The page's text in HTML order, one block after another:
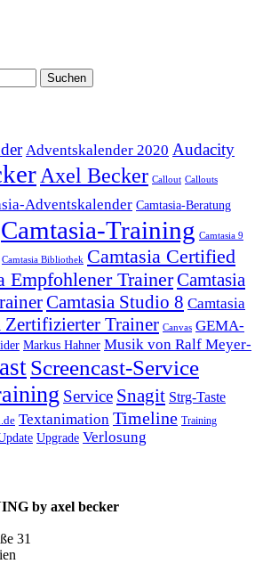
Adventskalender 2020 Audacity
Axel Becker Callout Callouts
Adventskalender Camtasia-Beratung
Camtasia-Training Camtasia 9
Camtasia Bibliothek Camtasia Certified
Empfohlener TrainerCamtasia
Camtasia Studio 8 Camtasia
Zertifizierter Trainer Canvas GEMA-
Markus Hahner Musik von Ralf Meyer-
Screencast-Service
Service Snagit Strg-Taste
Textanimation Timeline Training
Upgrade Verlosung
by axel becker
31